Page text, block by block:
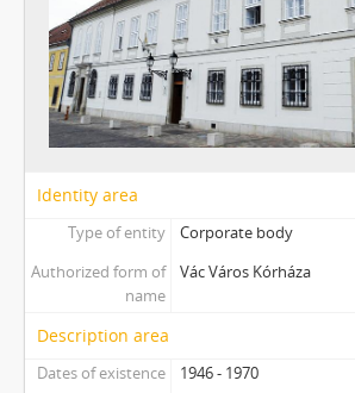
Identity area
Type of entity
Corporate body
Authorized form of
name
Vác Város Kórháza
Description area
Dates of existence
1946 - 1970